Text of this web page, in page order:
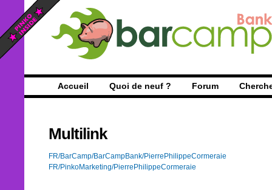
Accueil Quoi de neuf ? Forum
Multilink
FR/BarCamp/BarCampBank/PierrePhilippeCormeraie
FR/PinkoMarketing/PierrePhilippeCormeraie